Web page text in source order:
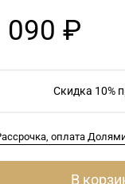
Скидка 10%
оплата
090 ₽
В